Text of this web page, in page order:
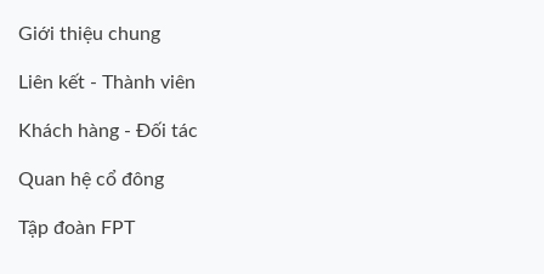
Giới thiệu chung
Liên kết - Thành viên
Khách hàng - Đối tác
Quan hệ cổ đông
Tập đoàn FPT